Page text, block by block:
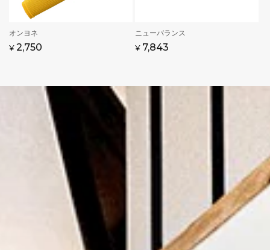
販
売
オンヨネ
通
格
¥ 2,750
販
売
ニューバランス
通
格
セ
価
¥ 7,843